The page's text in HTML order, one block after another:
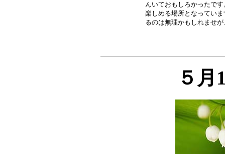
んいておもしろかったで
楽しめる場所となってい
５月